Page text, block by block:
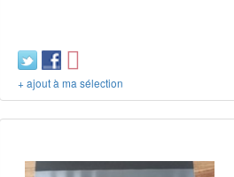
+ ajout à ma sélection